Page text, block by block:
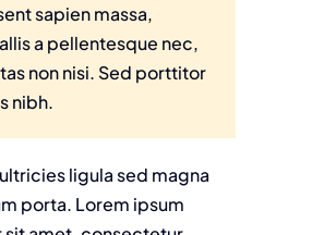
sapien massa,
a pellentesque nec,
non nisi. Sed porttitor
nibh.
ligula sed magna
porta. Lorem ipsum